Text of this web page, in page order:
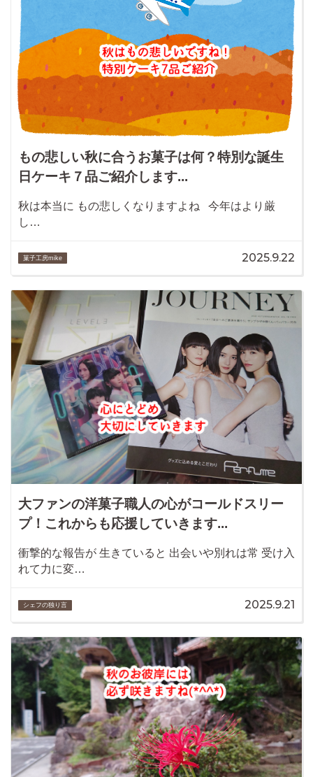
もの悲しい秋に合うお菓子は何？特別な誕生
日ケーキ７品ご紹介します...
秋は本当に もの悲しくなりますよね 今年はより厳
し…
菓子工房mike 2025.9.22
大ファンの洋菓子職人の心がコールドスリー
プ！これからも応援していきます...
衝撃的な報告が 生きていると 出会いや別れは常 受け入
れて力に変…
シェフの独り言 2025.9.21